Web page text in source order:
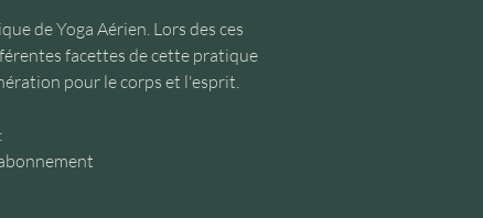
de Yoga Aérien. Lors des ces
facettes de cette pratique
pour le corps et l'esprit.